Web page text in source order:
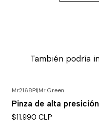
También podría
Mr2168PI|Mr.Green
Pinza de alta
$11.990 CLP